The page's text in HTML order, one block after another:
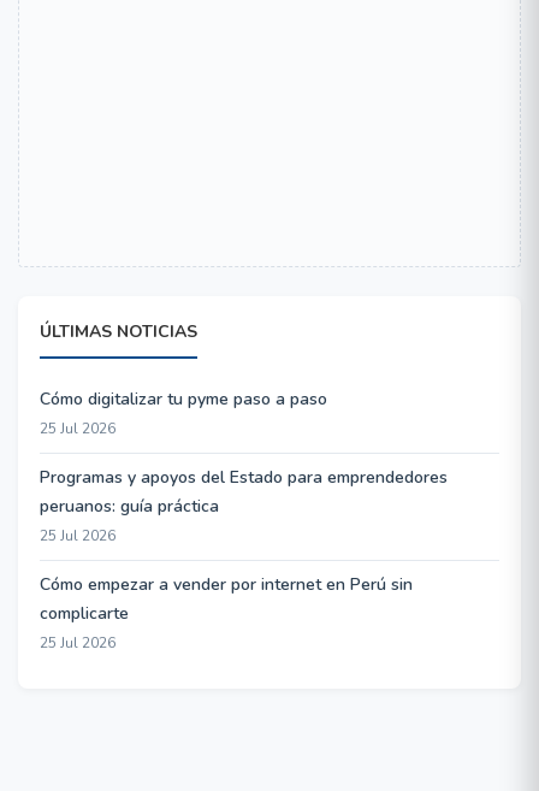
ÚLTIMAS NOTICIAS
Cómo digitalizar tu pyme paso a paso
25 Jul 2026
Programas y apoyos del Estado para emprendedores
peruanos: guía práctica
25 Jul 2026
Cómo empezar a vender por internet en Perú sin
complicarte
25 Jul 2026